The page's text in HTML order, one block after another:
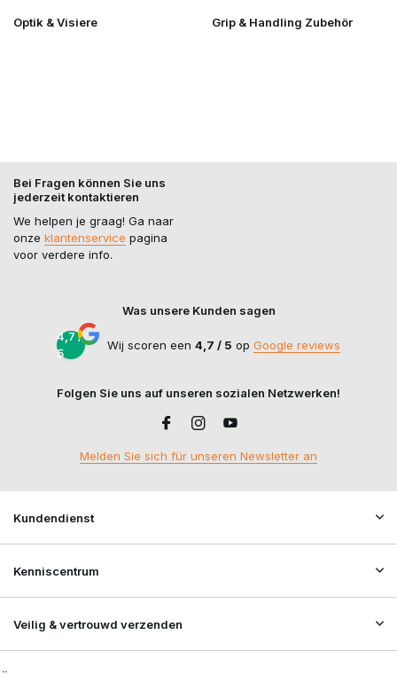
Optik & Visiere Grip & Handling Zubehör
Bei Fragen können Sie uns
jederzeit kontaktieren
We helpen je graag! Ga naar
onze klantenservice pagina
voor verdere info.
Was unsere Kunden sagen
4,7 /
5
Wij scoren een 4,7 / 5 op Google reviews
Folgen Sie uns auf unseren sozialen Netzwerken!
Melden Sie sich für unseren Newsletter an
Kundendienst
Kenniscentrum
Veilig & vertrouwd verzenden